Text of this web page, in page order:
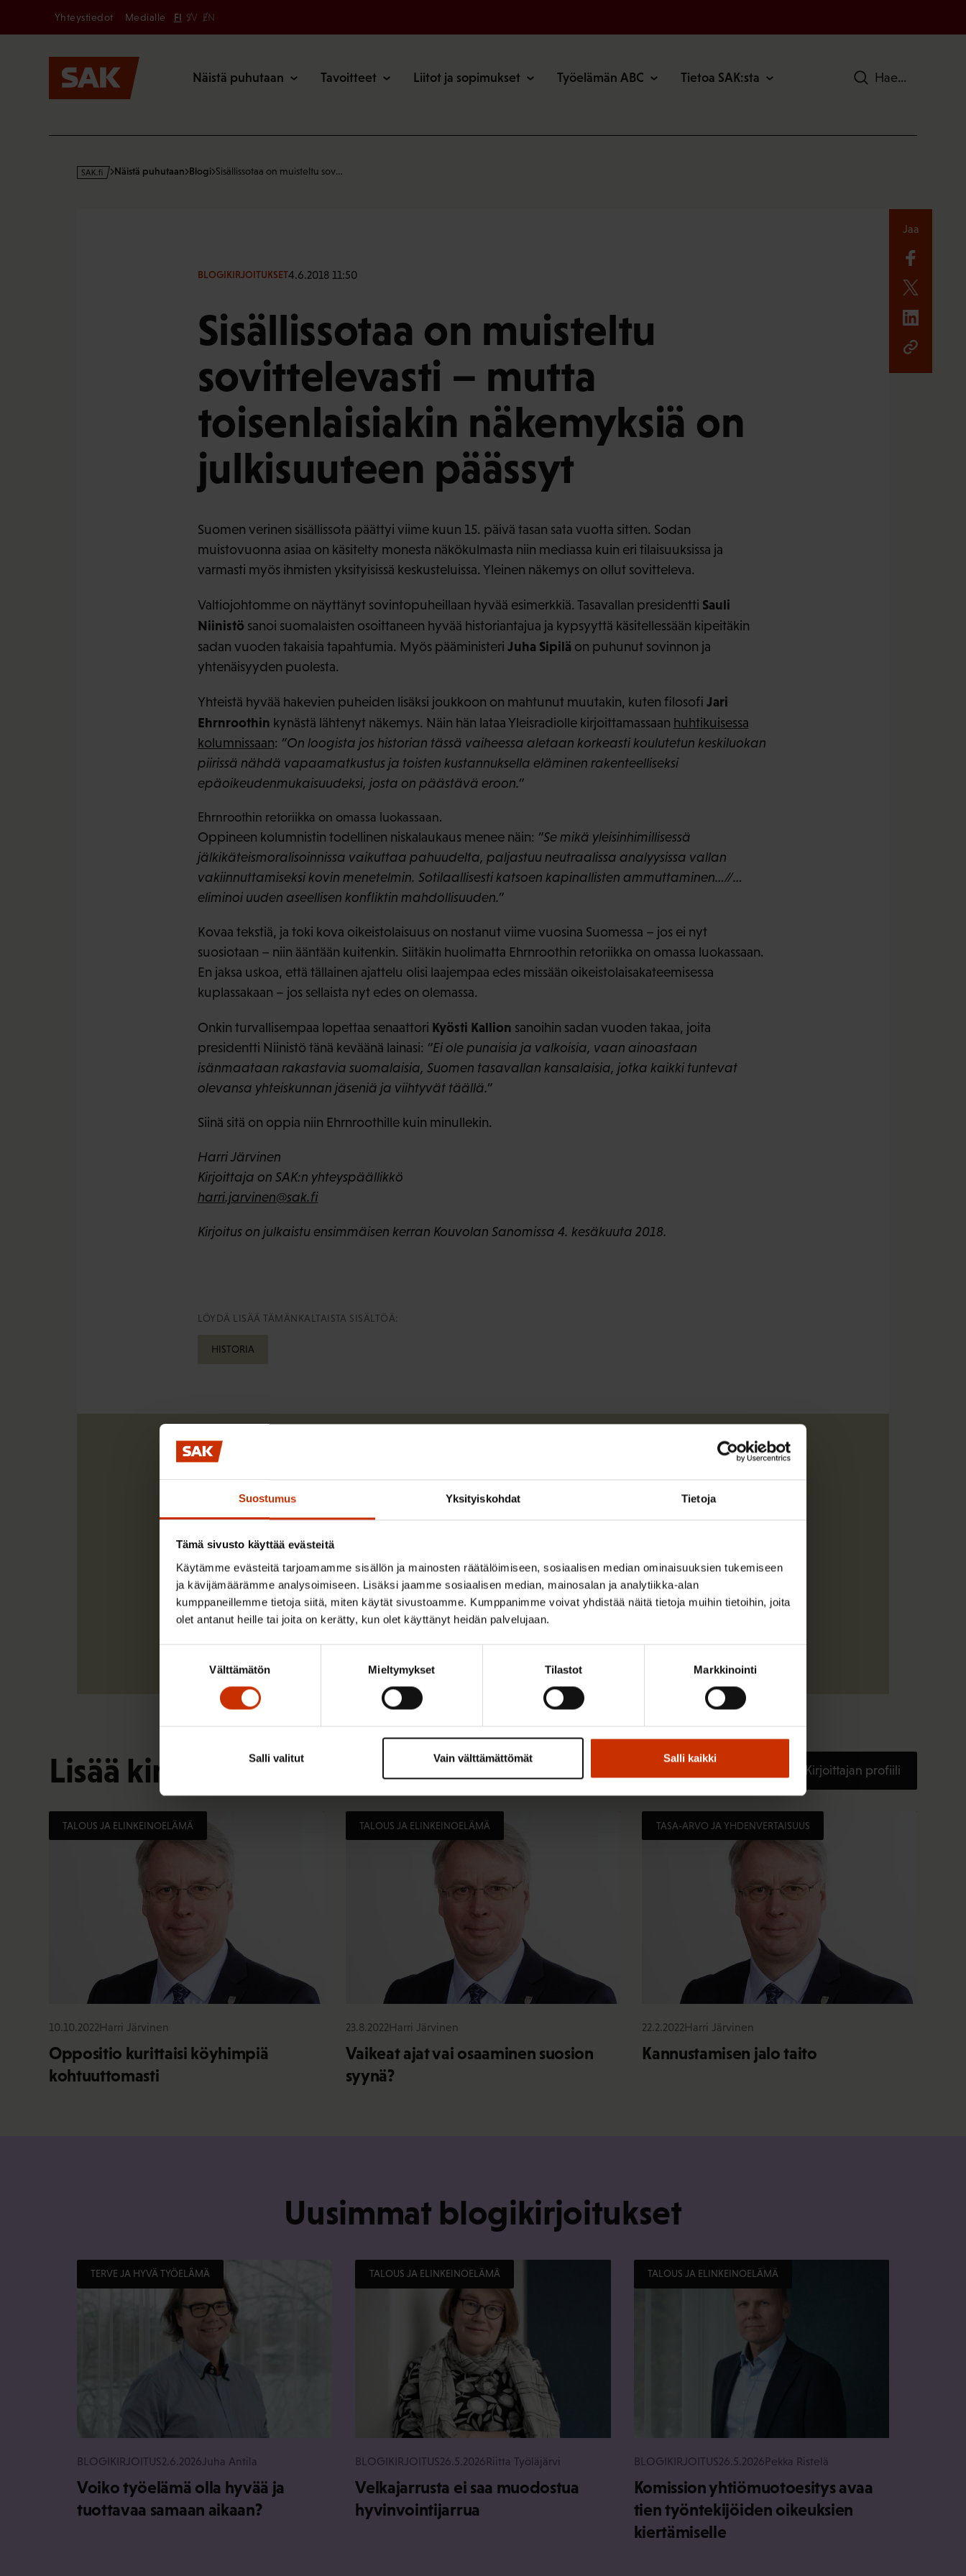
Suostumus Yksityiskohdat Tietoja
Tämä sivusto käyttää evästeitä
Käytämme evästeitä tarjoamamme sisällön ja mainosten räätälöimiseen, sosiaalisen median ominaisuuksien tukemiseen
ja kävijämäärämme analysoimiseen. Lisäksi jaamme sosiaalisen median, mainosalan ja analytiikka-alan
kumppaneillemme tietoja siitä, miten käytät sivustoamme. Kumppanimme voivat yhdistää näitä tietoja muihin tietoihin, joita
olet antanut heille tai joita on kerätty, kun olet käyttänyt heidän palvelujaan.
Välttämätön Mieltymykset Tilastot Markkinointi
Vain välttämättömät
Salli valitut Salli kaikki
Secondary
Yhteystiedot Medialle FI SV EN
Näistä puhutaan Tavoitteet Liitot ja sopimukset Työelämän ABC Tietoa SAK:sta Hae
s
Näistä puhutaan Blogi Sisällissotaa on muisteltu sov…
BLOGIKIRJOITUKSET4.6.2018 11:50
Sisällissotaa on muisteltu
sovittelevasti – mutta
toisenlaisiakin näkemyksiä on
julkisuuteen päässyt
Suomen verinen sisällissota päättyi viime kuun 15. päivä tasan sata vuotta sitten. Sodan
muistovuonna asiaa on käsitelty monesta näkökulmasta niin mediassa kuin eri tilaisuuksissa ja
varmasti myös ihmisten yksityisissä keskusteluissa. Yleinen näkemys on ollut sovitteleva.
Valtiojohtomme on näyttänyt sovintopuheillaan hyvää esimerkkiä. Tasavallan presidentti Sauli
Niinistö sanoi suomalaisten osoittaneen hyvää historiantajua ja kypsyyttä käsitellessään kipeitäkin
sadan vuoden takaisia tapahtumia. Myös pääministeri Juha Sipilä on puhunut sovinnon ja
yhtenäisyyden puolesta.
Yhteistä hyvää hakevien puheiden lisäksi joukkoon on mahtunut muutakin, kuten filosofi Jari
Ehrnroothin kynästä lähtenyt näkemys. Näin hän lataa Yleisradiolle kirjoittamassaan huhtikuisessa
kolumnissaan: ”On loogista jos historian tässä vaiheessa aletaan korkeasti koulutetun keskiluokan
piirissä nähdä vapaamatkustus ja toisten kustannuksella eläminen rakenteelliseksi
epäoikeudenmukaisuudeksi, josta on päästävä eroon.”
Ehrnroothin retoriikka on omassa luokassaan.
Oppineen kolumnistin todellinen niskalaukaus menee näin: ”Se mikä yleisinhimillisessä
jälkikäteismoralisoinnissa vaikuttaa pahuudelta, paljastuu neutraalissa analyysissa vallan
vakiinnuttamiseksi kovin menetelmin. Sotilaallisesti katsoen kapinallisten ammuttaminen…//…
eliminoi uuden aseellisen konfliktin mahdollisuuden.”
Kovaa tekstiä, ja toki kova oikeistolaisuus on nostanut viime vuosina Suomessa – jos ei nyt
suosiotaan – niin ääntään kuitenkin. Siitäkin huolimatta Ehrnroothin retoriikka on omassa luokassaan.
En jaksa uskoa, että tällainen ajattelu olisi laajempaa edes missään oikeistolaisakateemisessa
kuplassakaan – jos sellaista nyt edes on olemassa.
Onkin turvallisempaa lopettaa senaattori Kyösti Kallion sanoihin sadan vuoden takaa, joita
presidentti Niinistö tänä keväänä lainasi: ”Ei ole punaisia ja valkoisia, vaan ainoastaan
isänmaataan rakastavia suomalaisia, Suomen tasavallan kansalaisia, jotka kaikki tuntevat
olevansa yhteiskunnan jäseniä ja viihtyvät täällä.”
Siinä sitä on oppia niin Ehrnroothille kuin minullekin.
Harri Järvinen
Kirjoittaja on SAK:n yhteyspäällikkö
harri.jarvinen@sak.fi
Kirjoitus on julkaistu ensimmäisen kerran Kouvolan Sanomissa 4. kesäkuuta 2018.
LÖYDÄ LISÄÄ TÄMÄNKALTAISTA SISÄLTÖÄ:
HISTORIA
Harri Järvinen
Lue lisää kirjoittajasta
Jaa
Lisää kirjoittajalta Kirjoittajan profiili
TALOUS JA ELINKEINOELÄMÄ
10.10.2022Harri Järvinen
Oppositio kurittaisi köyhimpiä
kohtuuttomasti
TALOUS JA ELINKEINOELÄMÄ
23.8.2022Harri Järvinen
Vaikeat ajat vai osaaminen suosion
syynä?
TASA-ARVO JA YHDENVERTAISUUS
22.2.2022Harri Järvinen
Kannustamisen jalo taito
Uusimmat blogikirjoitukset
TERVE JA HYVÄ TYÖELÄMÄ
BLOGIKIRJOITUS2.6.2026 Juha Antila
Voiko työelämä olla hyvää ja
tuottavaa samaan aikaan?
TALOUS JA ELINKEINOELÄMÄ
BLOGIKIRJOITUS26.5.2026Riitta Työläjärvi
Velkajarrusta ei saa muodostua
hyvinvointijarrua
TALOUS JA ELINKEINOELÄMÄ
BLOGIKIRJOITUS26.5.2026Pekka Ristelä
Komission yhtiömuotoesitys avaa
tien työntekijöiden oikeuksien
kiertämiselle